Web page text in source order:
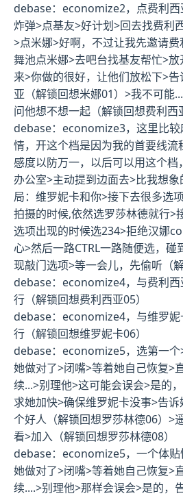
debase：economize2，点费利
炸弹>点基友>好计划>回去找费利
>点米娜>好啊，不过让我先邀请
舞池点米娜>去吧台找基友帮忙>
来>你做的很好，让他们放松下>
亚（解锁回想米娜01）>我不可能
问他想不想一起（解锁回想费利西
debase：economize3，这里比
情，开这个档是因为我的首要线
感度以防万一，以后可以用这个档
办公室>主动提到边面去>比我想
局：维罗妮卡和你>接下去很多选
拍摄的时候,依然选罗莎林德就行>
选项出现的时候选234>拒绝汉娜
心>然后一路CTRL一路随便选，
现敲门选项>等一会儿，先偷听（
debase：economize4，与费利
行（解锁回想费利西亚05）
debase：economize4，与维罗
行（解锁回想维罗妮卡06）
debase：economize5，选第一个
她做对了>闭嘴>等着她自己恢复>
续...>别理他>这可能会误会>是的
求她加快>确保维罗妮卡没事>告
个好人（解锁回想罗莎林德06）>
看>加入（解锁回想罗莎林德08）
debase：economize5，一个体贴
她做对了>闭嘴>等着她自己恢复>
续....>别理他>那样会误会>是的，